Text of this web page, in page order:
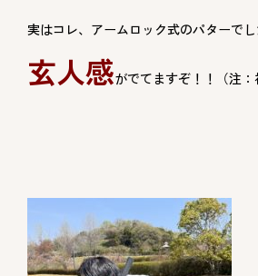
実はコレ、アームロック式のパターでし
玄人感がでてますぞ！！（注：